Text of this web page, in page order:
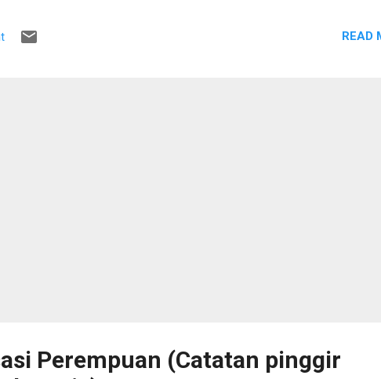
dan pengganyangan ata harga diri dan hak hidup serta
READ
Perempuan (Catatan pinggir